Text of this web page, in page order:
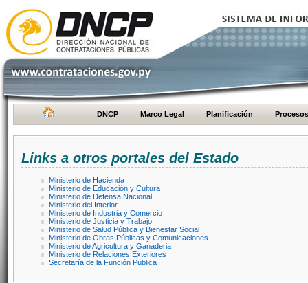
DNCP Marco Legal Planificación Procesos
Links a otros portales del Estado
Ministerio de Hacienda
Ministerio de Educación y Cultura
Ministerio de Defensa Nacional
Ministerio del Interior
Ministerio de Industria y Comercio
Ministerio de Justicia y Trabajo
Ministerio de Salud Pública y Bienestar Social
Ministerio de Obras Públicas y Comunicaciones
Ministerio de Agricultura y Ganaderia
Ministerio de Relaciones Exteriores
Secretaría de la Función Pública